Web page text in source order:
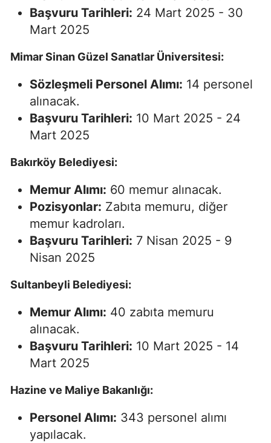
Başvuru Tarihleri: 24 Mart 2025 - 30
Mart 2025
Mimar Sinan Güzel Sanatlar Üniversitesi:
Sözleşmeli Personel Alımı: 14 personel
alınacak.
Başvuru Tarihleri: 10 Mart 2025 - 24
Mart 2025
Bakırköy Belediyesi:
Memur Alımı: 60 memur alınacak.
Pozisyonlar: Zabıta memuru, diğer
memur kadroları.
Başvuru Tarihleri: 7 Nisan 2025 - 9
Nisan 2025
Sultanbeyli Belediyesi:
Memur Alımı: 40 zabıta memuru
alınacak.
Başvuru Tarihleri: 10 Mart 2025 - 14
Mart 2025
Hazine ve Maliye Bakanlığı:
Personel Alımı: 343 personel alımı
yapılacak.